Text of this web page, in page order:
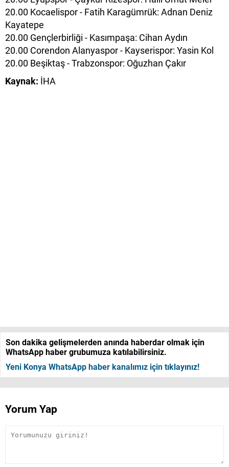
20.00 Kocaelispor - Fatih Karagümrük: Adnan Deniz
Kayatepe
20.00 Gençlerbirliği - Kasımpaşa: Cihan Aydın
20.00 Corendon Alanyaspor - Kayserispor: Yasin Kol
20.00 Beşiktaş - Trabzonspor: Oğuzhan Çakır
Kaynak: İHA
Son dakika gelişmelerden anında haberdar olmak için
WhatsApp haber grubumuza katılabilirsiniz.
Yeni Konya WhatsApp haber kanalımız için tıklayınız!
Yorum Yap